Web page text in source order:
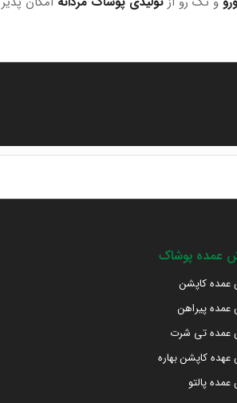
عمده پوشاک
عمده کاپشن
پیراهن
عمده تی شرت
کاپشن بهاره
پالتو